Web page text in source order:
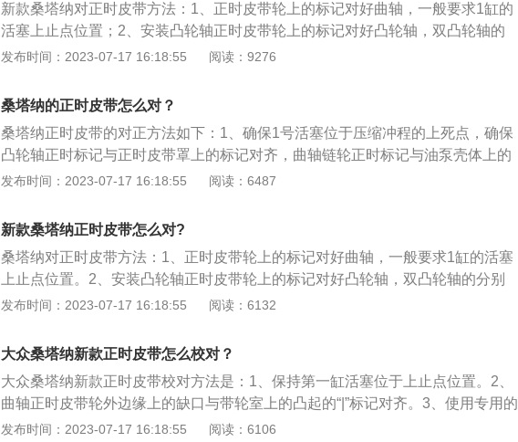
新款桑塔纳对正时皮带方法：1、正时皮带轮上的标记对好曲轴，一般要求1缸的
活塞上止点位置；2、安装凸轮轴正时皮带轮上的标记对好凸轮轴，双凸轮轴的
分别对好两个凸轮轴位置；3、安装好正时皮带即可。新款桑塔纳是上汽大众旗
距为2603毫米。新款桑塔纳搭载了一台自然吸气发动机，该发动机的最大马力为
111匹，最大扭矩为145牛米，最大功率为82千瓦。
发布时间：2023-07-17 16:18:55 阅读：9276
桑塔纳的正时皮带怎么对？
桑塔纳正时皮带的对正方法如下：1、确保1号活塞位于压缩冲程的上死点，确保
凸轮轴正时标记与正时皮带罩上的标记对齐，曲轴链轮正时标记与油泵壳体上的
标记对齐。2、将正时皮带到安装曲轴链轮上，然后经由左侧凸轮轴链轮到右侧
面读出。3、松开正时皮带张紧器螺母，举升并支撑汽车，安装中间正时皮带
罩，确保曲轴传感器线束正确布线，安装下部正时皮带罩，安装曲轴减振器。
4、顺时针转动曲轴大约2圈，直到曲轴减振器上的黄色标记与下部正时皮带罩上
的0标记对齐，拆下下部正时皮带罩上的塑料检修门，拧紧正时皮带张紧器螺母
到规范值，安装塑料检修门。5、顺时针转动曲轴60度，直到曲轴减振器上的白
记对齐，按与拆卸过程相反的顺序安装剩余部件。
发布时间：2023-07-17 16:18:55 阅读：6487
新款桑塔纳正时皮带怎么对?
桑塔纳对正时皮带方法：1、正时皮带轮上的标记对好曲轴，一般要求1缸的活塞
上止点位置。2、安装凸轮轴正时皮带轮上的标记对好凸轮轴，双凸轮轴的分别
对好两个凸轮轴位置。3、安装好正时皮带/链条即可。以下是关于正时皮带的相
配合一定的传动比来保证进、排气时间的准确。使用皮带而不是齿轮来传动是因
为皮带噪音小，自身变化量小而且易于补偿。2、车辆正时皮带是要定期更换，
如果没有定期检查、及时更换有故障的正时皮带，可能会导致严重的后果。车辆
正时皮带往往隐藏在一个盖子后面，要依据发动机及发动机舱的布置才能触及
到。然而，在多数情况下，正时皮带上的盖子，至少盖子的上半部，是可以拆下
发布时间：2023-07-17 16:18:55 阅读：6132
大众桑塔纳新款正时皮带怎么校对？
大众桑塔纳新款正时皮带校对方法是：1、保持第一缸活塞位于上止点位置。2、
曲轴正时皮带轮外边缘上的缺口与带轮室上的凸起的“|”标记对齐。3、使用专用的
工具将喷油泵正时皮带轮固定后，按规定力矩拧紧螺母。4、带轮上已作了装配
发布时间：2023-07-17 16:18:55 阅读：6106